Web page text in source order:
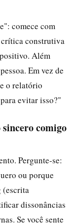
comece com
construtiva
Além
Em vez de
o relatório
evitar isso?"
sincero comigo
Pergunte-se:
ou porque
(escrita
dissonâncias
Se você sente